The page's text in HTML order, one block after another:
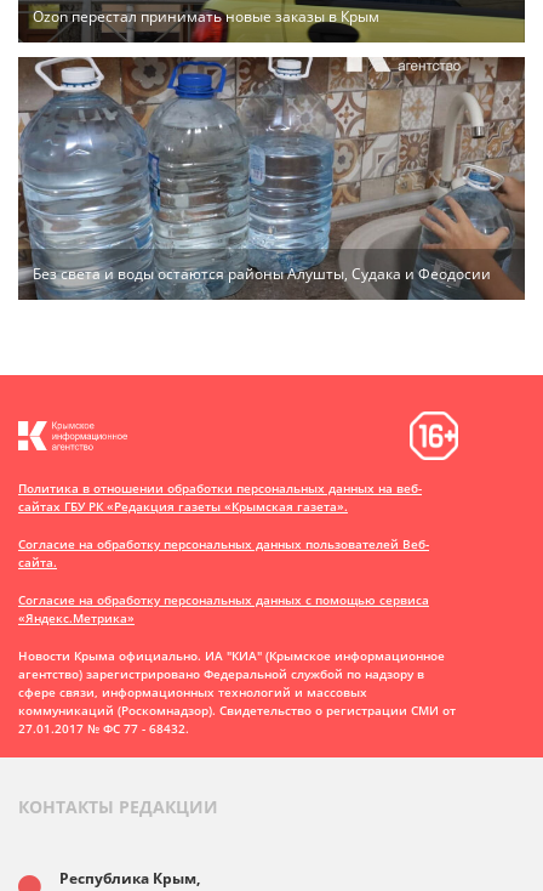
Ozon перестал принимать новые заказы в Крым
Без света и воды остаются районы Алушты, Судака и Феодосии
Политика в отношении обработки персональных данных на веб-
сайтах ГБУ РК «Редакция газеты «Крымская газета».
Согласие на обработку персональных данных пользователей Веб-
сайта.
Согласие на обработку персональных данных с помощью сервиса
«Яндекс.Метрика»
Новости Крыма официально. ИА "КИА" (Крымское информационное
агентство) зарегистрировано Федеральной службой по надзору в
сфере связи, информационных технологий и массовых
коммуникаций (Роскомнадзор). Свидетельство о регистрации СМИ от
27.01.2017 № ФС 77 - 68432.
КОНТАКТЫ РЕДАКЦИИ
Республика Крым,